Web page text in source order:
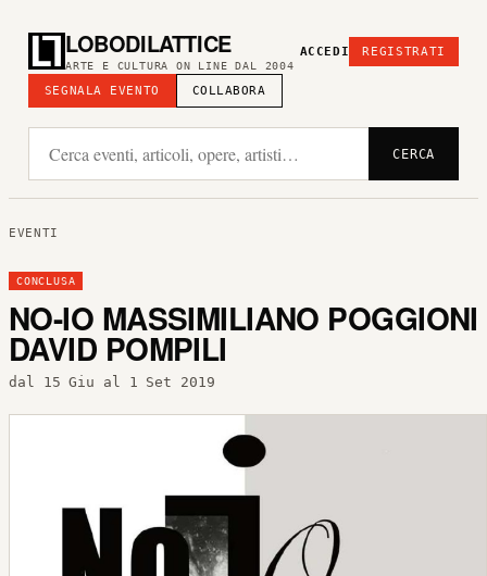
LOBODILATTICE
ARTE E CULTURA ON LINE DAL 2004
SEGNALA EVENTO COLLABORA
ACCEDI REGISTRATI
CERCA
EVENTI
CONCLUSA
NO-IO MASSIMILIANO POGGIONI
DAVID POMPILI
dal 15 Giu al 1 Set 2019